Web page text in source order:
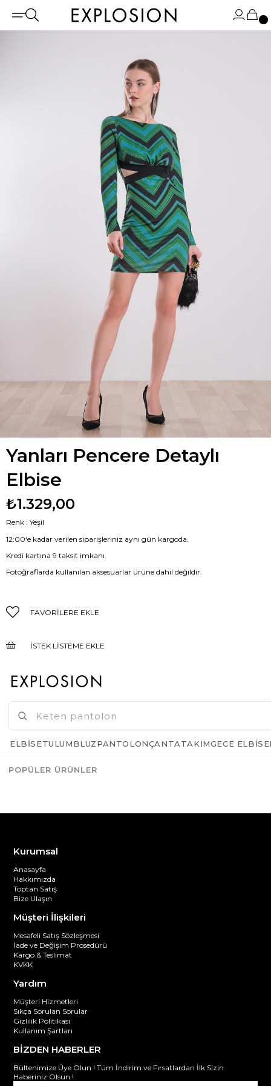
Yanları Pencere Detaylı
Elbise
₺1.329,00
Renk : Yeşil
12:00‘e kadar verilen siparişleriniz aynı gün kargoda.
Kredi kartına 9 taksit imkanı.
Fotoğraflarda kullanılan aksesuarlar ürüne dahil değildir.
FAVORILERE EKLE
İSTEK LISTEME EKLE
Kurumsal
Anasayfa
Hakkımızda
Toptan Satış
Bize Ulaşın
Müşteri İlişkileri
Mesafeli Satış Sözleşmesi
İade ve Değişim Prosedürü
Kargo & Teslimat
KVKK
Yardım
Müşteri Hizmetleri
Sıkça Sorulan Sorular
Gizlilik Politikası
Kullanım Şartları
BİZDEN HABERLER
Bültenimize Üye Olun ! Tüm İndirim ve Fırsatlardan İlk Sizin
Haberiniz Olsun !
ELBISETULUMBLUZPANTOLONÇANTATAKIMGECE
POPÜLER ÜRÜNLER